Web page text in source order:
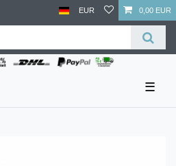
EUR 0,00 EUR
☰